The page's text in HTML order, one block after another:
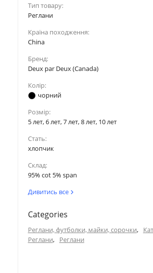
Тип товару:
Реглани
Країна походження:
China
Бренд:
Deux par Deux (Canada)
Колір:
чорний
Розмір:
5 лет, 6 лет, 7 лет, 8 лет, 10 лет
Стать:
хлопчик
Склад:
95% cot 5% span
Дивитись все
Categories
Реглани, футболки, майки, сорочки,
Реглани, Реглани